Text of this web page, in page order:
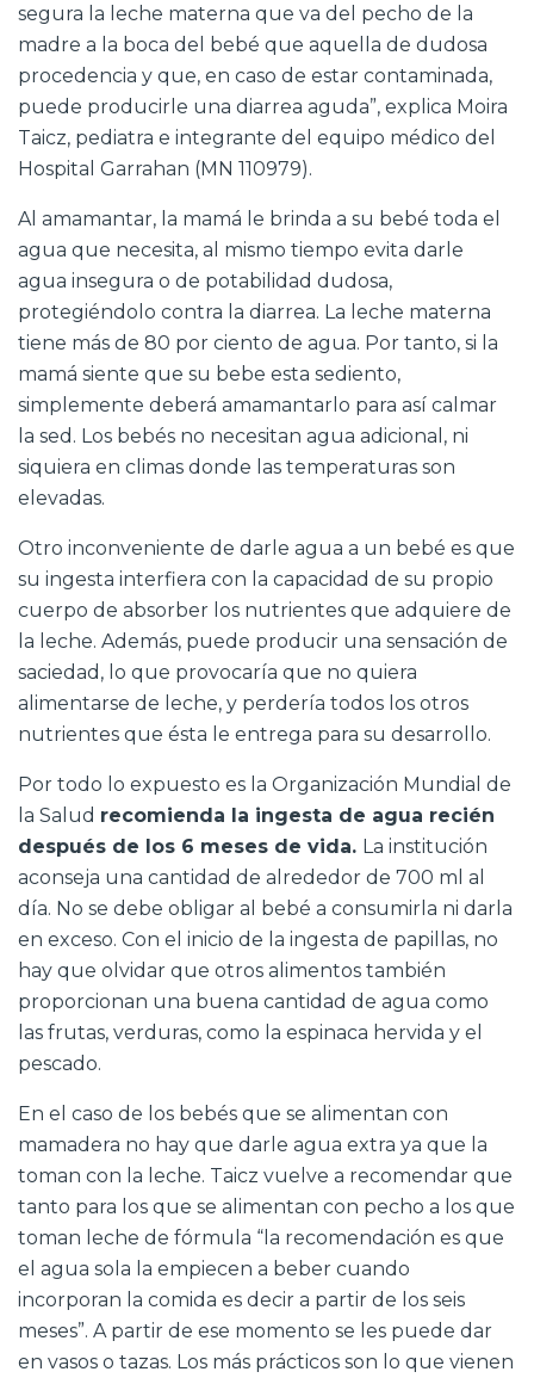
segura la leche materna que va del pecho de la
madre a la boca del bebé que aquella de dudosa
procedencia y que, en caso de estar contaminada,
puede producirle una diarrea aguda”, explica Moira
Taicz, pediatra e integrante del equipo médico del
Hospital Garrahan (MN 110979).
Al amamantar, la mamá le brinda a su bebé toda el
agua que necesita, al mismo tiempo evita darle
agua insegura o de potabilidad dudosa,
protegiéndolo contra la diarrea. La leche materna
tiene más de 80 por ciento de agua. Por tanto, si la
mamá siente que su bebe esta sediento,
simplemente deberá amamantarlo para así calmar
la sed. Los bebés no necesitan agua adicional, ni
siquiera en climas donde las temperaturas son
elevadas.
Otro inconveniente de darle agua a un bebé es que
su ingesta interfiera con la capacidad de su propio
cuerpo de absorber los nutrientes que adquiere de
la leche. Además, puede producir una sensación de
saciedad, lo que provocaría que no quiera
alimentarse de leche, y perdería todos los otros
nutrientes que ésta le entrega para su desarrollo.
Por todo lo expuesto es la Organización Mundial de
la Salud recomienda la ingesta de agua recién
después de los 6 meses de vida. La institución
aconseja una cantidad de alrededor de 700 ml al
día. No se debe obligar al bebé a consumirla ni darla
en exceso. Con el inicio de la ingesta de papillas, no
hay que olvidar que otros alimentos también
proporcionan una buena cantidad de agua como
las frutas, verduras, como la espinaca hervida y el
pescado.
En el caso de los bebés que se alimentan con
mamadera no hay que darle agua extra ya que la
toman con la leche. Taicz vuelve a recomendar que
tanto para los que se alimentan con pecho a los que
toman leche de fórmula “la recomendación es que
el agua sola la empiecen a beber cuando
incorporan la comida es decir a partir de los seis
meses”. A partir de ese momento se les puede dar
en vasos o tazas. Los más prácticos son lo que vienen